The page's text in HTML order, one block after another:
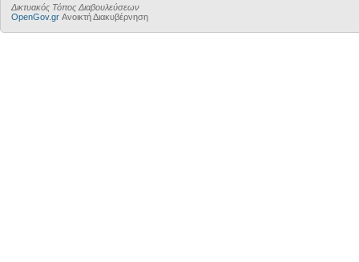
Δικτυακός Τόπος Διαβουλεύσεων
OpenGov.gr Ανοικτή Διακυβέρνηση